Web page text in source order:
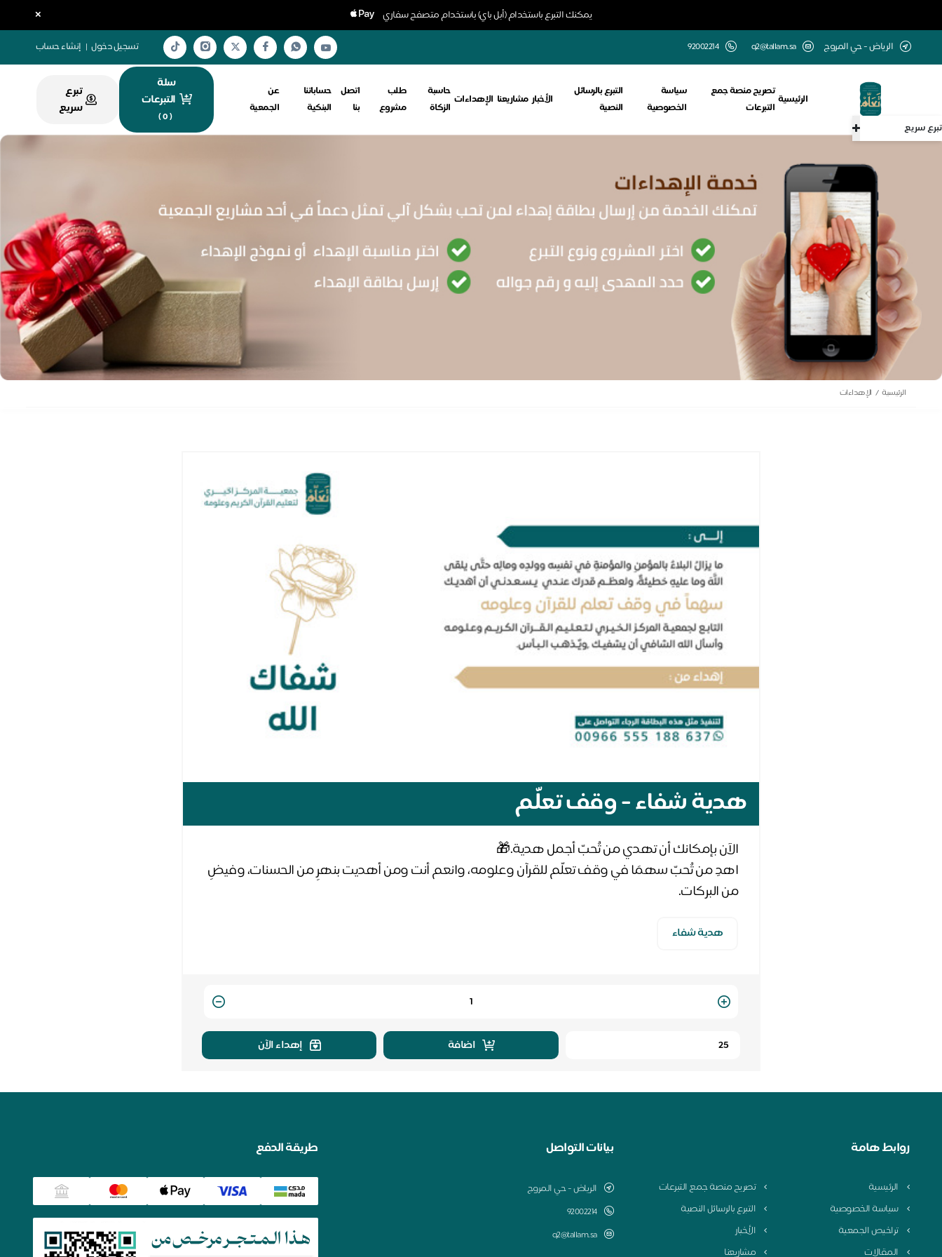
يمكنك التبرع باستخدام (أبل باي) باستخدام متصفح سفاري ×
تبرع سريع
الرياض - حي المروج q2@tallam.sa تسجيل دخول | إنشاء حساب
الرئيسية
تصريح منصة جمع
التبرعات
سياسة
الخصوصية
التبرع بالرسائل
النصية
الأخبار مشاريعنا الإهداءات
حاسبة
الزكاة
طلب
مشروع
اتصل
بنا
حساباتنا
البنكية
عن
الجمعية
سلة
التبرعات
(
0
)
تبرع
سريع
الرئيسية الإهداءات
هدية شفاء - وقف تعلّم
اهدِ من تُحبّ سهمًا في وقف تعلّم للقرآن وعلومه، وانعم أنت ومن أهديت بنهرٍ من الحسنات، وفيضٍ
من البركات.
هدية شفاء
Quantity
اضافة إهداء الآن
روابط هامة
الرئيسية
تصريح منصة جمع التبرعات
سياسة الخصوصية
التبرع بالرسائل النصية
تراخيص الجمعية
الأخبار
المقالات
مشاريعنا
بيانات التواصل
الرياض - حي المروج
⁦92002214
q2@tallam.sa
طريقة الدفع